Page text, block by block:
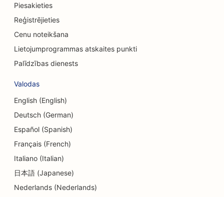
SEO konsultāciju uzņēmumiem
SEO parādu konsultāciju pakalpojumiem
SEO valūtas maiņas pakalpojumiem
SEO deju studijām
SEO dienas aprūpes centriem
SEO kosmētikas ķirurgiem
SEO detalizētiem veikaliem
Piesakieties
Reģistrējieties
Cenu noteikšana
Lietojumprogrammas atskaites punkti
Palīdzības dienests
Valodas
English (English)
Deutsch (German)
Español (Spanish)
Français (French)
Italiano (Italian)
日本語 (Japanese)
Nederlands (Nederlands)